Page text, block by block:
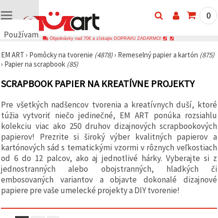
Používame
🍪
Používame
podobné
technológie,
zabezpečili
správne
fungovanie
webovej
stránky,
zlepšili váš
používateľský
zážitok a s
vaším
súhlasom
analyzovali
návštevnosť
zobrazovali
0
Objednávky nad 70€ a získajte DOPRAVU ZADARMO!
EM ART › Pomôcky na tvorenie (4878)› Remeselný papier a kartón (875)
› Papier na scrapbook (85)
SCRAPBOOK PAPIER NA KREATÍVNE PROJEKTY
Pre všetkých nadšencov tvorenia a kreatívnych duší, ktoré
túžia vytvoriť niečo jedinečné, EM ART ponúka rozsiahlu
kolekciu viac ako 250 druhov dizajnových scrapbookových
papierov! Prezrite si široký výber kvalitných papierov a
kartónových sád s tematickými vzormi v rôznych veľkostiach
od 6 do 12 palcov, ako aj jednotlivé hárky. Vyberajte si z
jednostranných alebo obojstranných, hladkých či
embosovaných variantov a objavte dokonalé dizajnové
papiere pre vaše umelecké projekty a DIY tvorenie!